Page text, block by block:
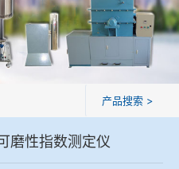
测系统
产品搜索 >
磨性指数测定仪